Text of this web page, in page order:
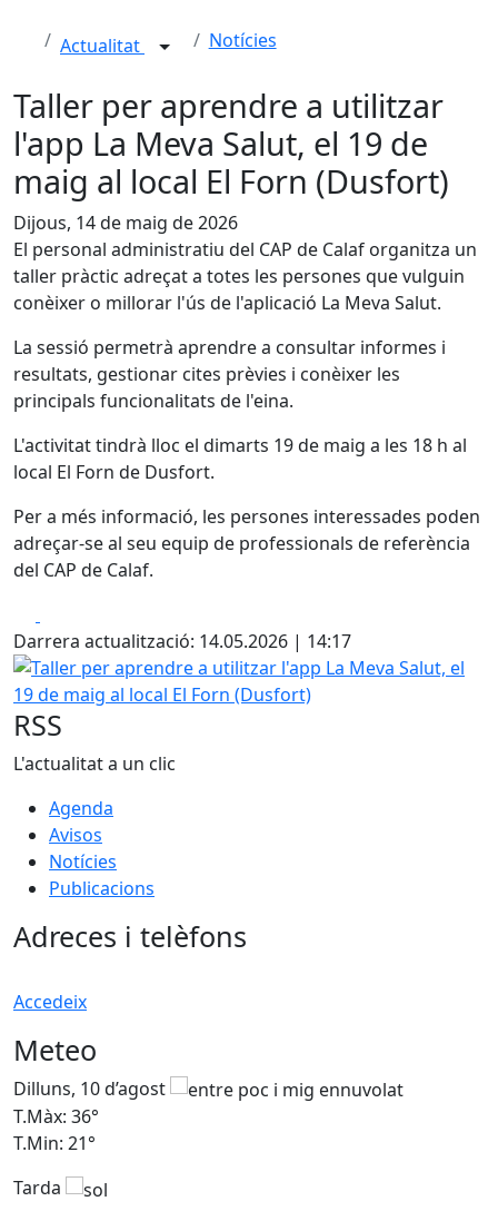
Actualitat Notícies
Taller per aprendre a utilitzar
l'app La Meva Salut, el 19 de
maig al local El Forn (Dusfort)
Dijous, 14 de maig de 2026
El personal administratiu del CAP de Calaf organitza un
taller pràctic adreçat a totes les persones que vulguin
conèixer o millorar l'ús de l'aplicació La Meva Salut.
La sessió permetrà aprendre a consultar informes i
resultats, gestionar cites prèvies i conèixer les
principals funcionalitats de l'eina.
L'activitat tindrà lloc el dimarts 19 de maig a les 18 h al
local El Forn de Dusfort.
Per a més informació, les persones interessades poden
adreçar-se al seu equip de professionals de referència
del CAP de Calaf.
Darrera actualització: 14.05.2026 | 14:17
Taller per aprendre a utilitzar l'app La Meva Salut, el 19
RSS
L'actualitat a un clic
Agenda
Avisos
Notícies
Publicacions
Adreces i telèfons
Accedeix
Meteo
Dilluns, 10 d’agost
T.Màx: 36°
T.Min: 21°
Tarda